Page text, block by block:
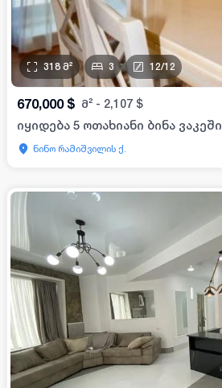
318 მ² 3 12/12
670,000 $ მ² - 2,107 $
იყიდება 5 ოთახიანი ბინა ვაკეში
ნინო რამიშვილის ქ.